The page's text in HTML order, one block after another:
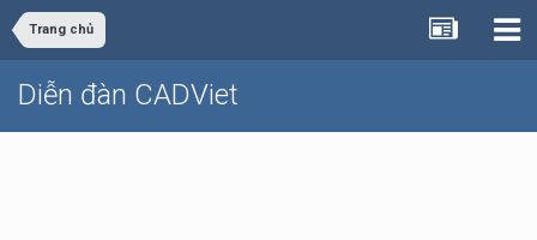
Trang chủ
Diễn đàn CADViet